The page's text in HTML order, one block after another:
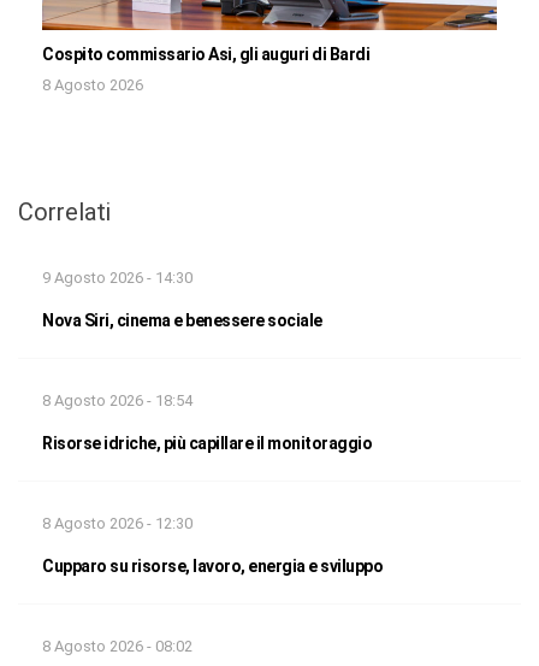
Cospito commissario Asi, gli auguri di Bardi
8 Agosto 2026
Correlati
9 Agosto 2026 - 14:30
Nova Siri, cinema e benessere sociale
8 Agosto 2026 - 18:54
Risorse idriche, più capillare il monitoraggio
8 Agosto 2026 - 12:30
Cupparo su risorse, lavoro, energia e sviluppo
8 Agosto 2026 - 08:02